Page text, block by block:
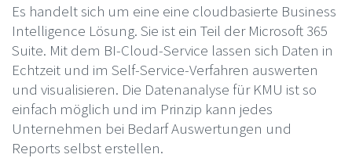
Es handelt sich um eine eine cloudbasierte Business
Intelligence Lösung. Sie ist ein Teil der Microsoft 365
Suite. Mit dem BI-Cloud-Service lassen sich Daten in
Echtzeit und im Self-Service-Verfahren auswerten
und visualisieren. Die Datenanalyse für KMU ist so
einfach möglich und im Prinzip kann jedes
Unternehmen bei Bedarf Auswertungen und
Reports selbst erstellen.